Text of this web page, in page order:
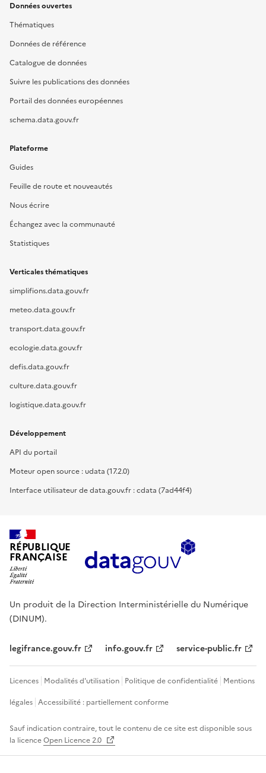
Données ouvertes
Thématiques
Données de référence
Catalogue de données
Suivre les publications des données
Portail des données européennes
schema.data.gouv.fr
Plateforme
Guides
Feuille de route et nouveautés
Nous écrire
Échangez avec la communauté
Statistiques
Verticales thématiques
simplifions.data.gouv.fr
meteo.data.gouv.fr
transport.data.gouv.fr
ecologie.data.gouv.fr
defis.data.gouv.fr
culture.data.gouv.fr
logistique.data.gouv.fr
Développement
API du portail
Moteur open source : udata (17.2.0)
Interface utilisateur de data.gouv.fr : cdata (7ad44f4)
RÉPUBLIQUE
FRANÇAISE
Un produit de la Direction Interministérielle du Numérique
(DINUM).
legifrance.gouv.fr info.gouv.fr service-public.fr
Licences Modalités d'utilisation Politique de confidentialité Mentions
légales Accessibilité : partiellement conforme
Sauf indication contraire, tout le contenu de ce site est disponible sous
la licenceOpen Licence 2.0